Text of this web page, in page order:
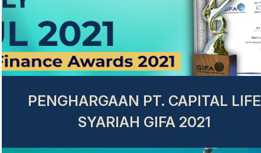
PENGHARGAAN PT. CAPITAL LIFE
SYARIAH GIFA 2021